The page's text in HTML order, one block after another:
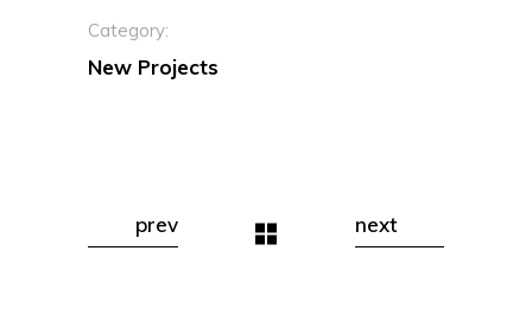
Category:
New Projects
prev next